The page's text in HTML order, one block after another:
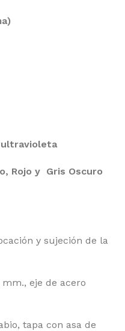
ultravioleta
Rojo y Gris Oscuro
y sujeción de la
eje de acero
tapa con asa de